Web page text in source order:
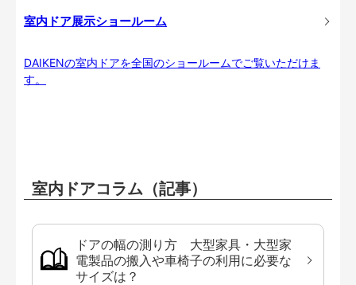
室内ドア展示ショールーム
DAIKENの室内ドアを全国のショールームでご覧いただけま
す。
室内ドアコラム（記事）
ドアの幅の測り方 大型家具・大型家
電製品の搬入や車椅子の利用に必要な
サイズは？